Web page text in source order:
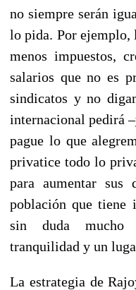
no siempre serán
lo pida. Por ejemplo,
menos impuestos,
salarios que no es
sindicatos y no
internacional pedirá
pague lo que
privatice todo lo
para aumentar sus
población que tiene
sin duda mucho
tranquilidad y un
La estrategia de